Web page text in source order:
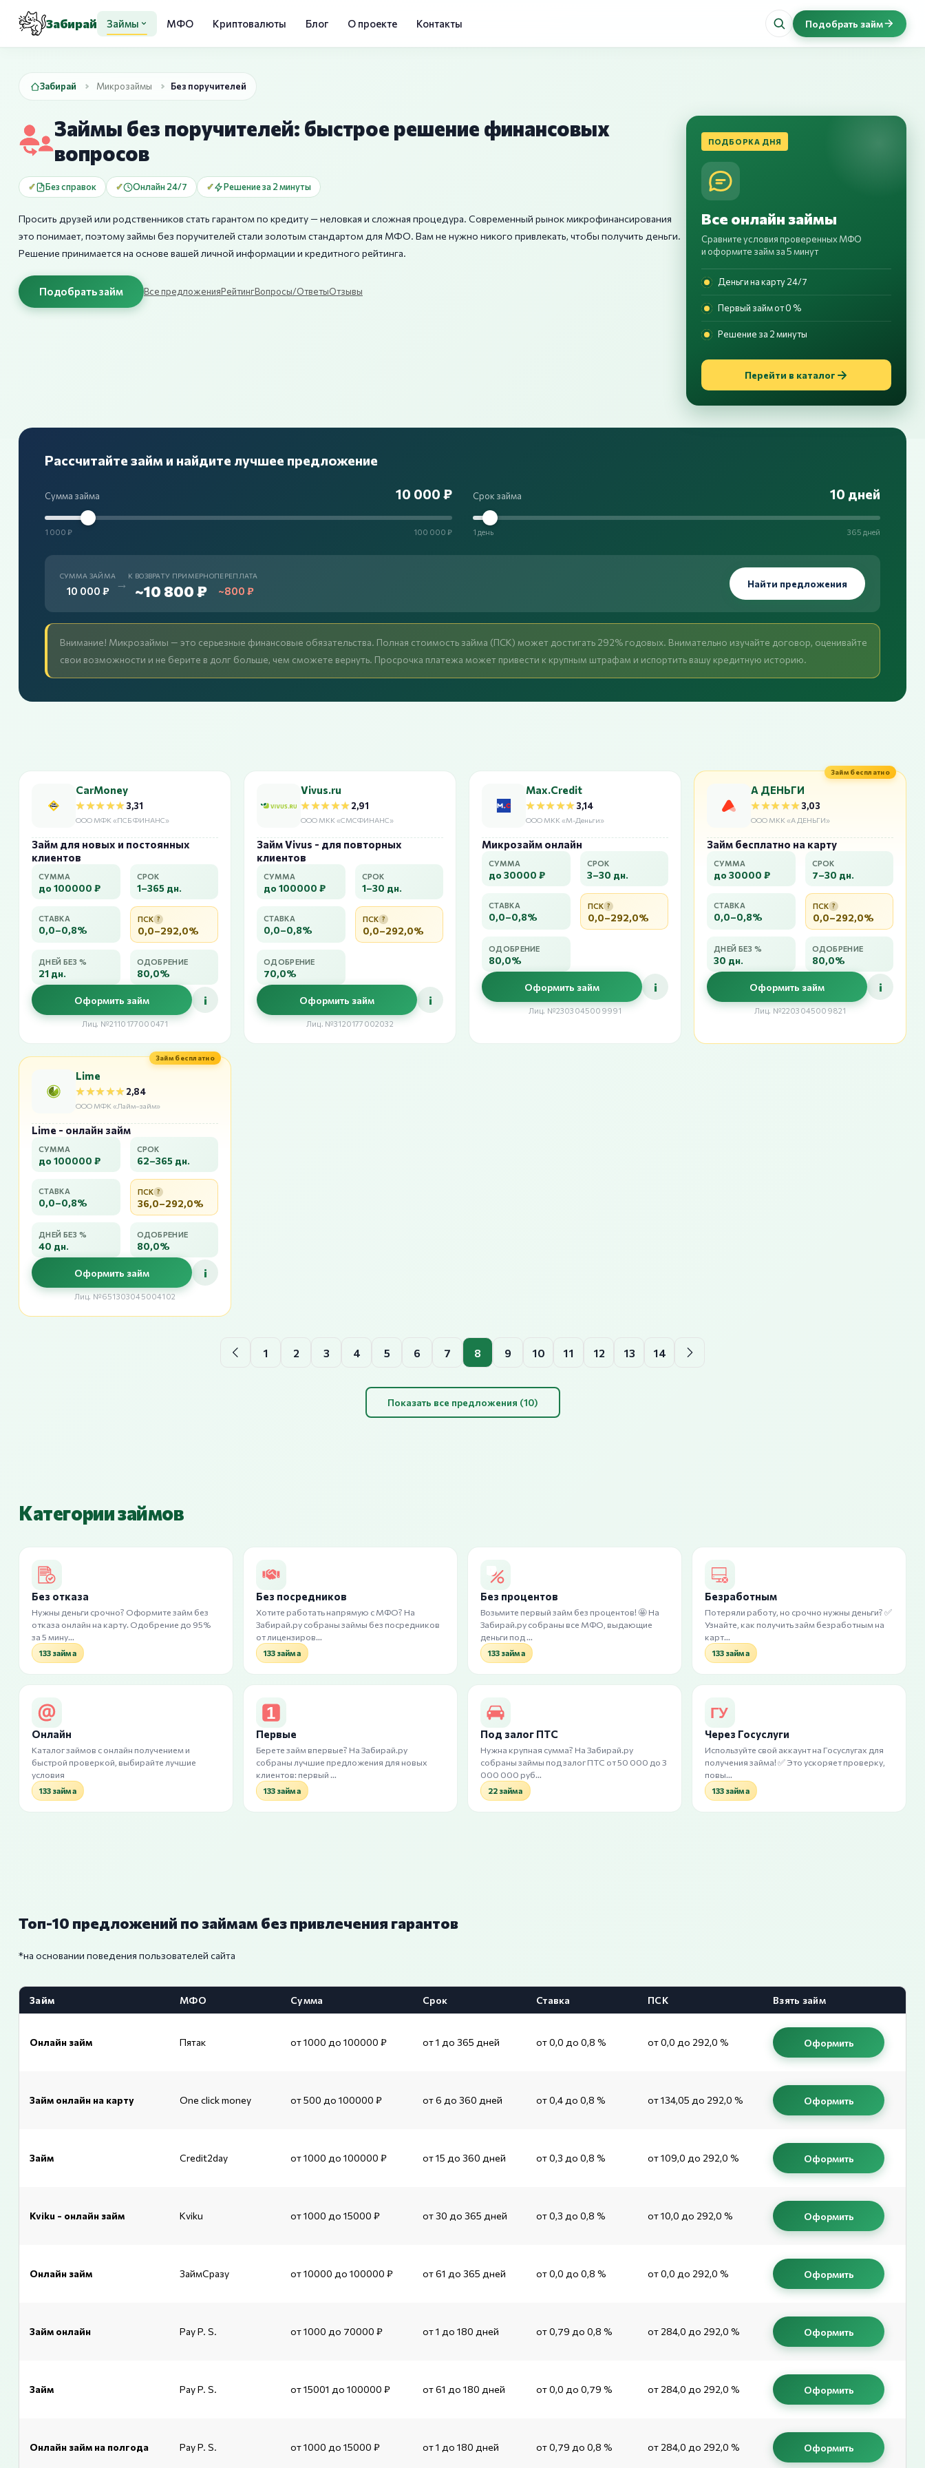
Забирай Займы МФО Криптовалюты Блог О проекте Контакты Подобрать займ
Забирай Микрозаймы Без поручителей
Займы без поручителей: быстрое решение финансовых
вопросов
Без справок Онлайн 24/7 Решение за 2 минуты
Просить друзей или родственников стать гарантом по кредиту — неловкая и сложная процедура. Современный рынок микрофинансирования
это понимает, поэтому займы без поручителей стали золотым стандартом для МФО. Вам не нужно никого привлекать, чтобы получить деньги.
Решение принимается на основе вашей личной информации и кредитного рейтинга.
Подобрать займ Все предложенияРейтингВопросы/ОтветыОтзывы
ПОДБОРКА ДНЯ
Все онлайн займы
Сравните условия проверенных МФО
и оформите займ за 5 минут
Деньги на карту 24/7
Первый займ от 0 %
Решение за 2 минуты
Перейти в каталог
Рассчитайте займ и найдите лучшее предложение
Сумма займа 10 000 ₽
1 000 ₽ 100 000 ₽
Срок займа 10 дней
1 день 365 дней
СУММА ЗАЙМА
10 000 ₽ → К ВОЗВРАТУ ПРИМЕРНО
~10 800 ₽
ПЕРЕПЛАТА
~800 ₽
Найти предложения
Внимание! Микрозаймы — это серьезные финансовые обязательства. Полная стоимость займа (ПСК) может достигать 292% годовых. Внимательно изучайте договор, оценивайте
свои возможности и не берите в долг больше, чем сможете вернуть. Просрочка платежа может привести к крупным штрафам и испортить вашу кредитную историю.
CarMoney
★★★★★
★★★★★3,31
ООО МФК «ПСБ ФИНАНС»
Займ для новых и постоянных
клиентов
СУММА
до 100000 ₽
СРОК
1–365 дн.
СТАВКА
0,0–0,8%
ПСК ?
0,0–292,0%
ДНЕЙ БЕЗ %
21 дн.
ОДОБРЕНИЕ
80,0%
Оформить займ i
Лиц. №2110177000471
Vivus.ru
★★★★★
★★★★★2,91
ООО МКК «СМСФИНАНС»
Займ Vivus - для повторных
клиентов
СУММА
до 100000 ₽
СРОК
1–30 дн.
СТАВКА
0,0–0,8%
ПСК ?
0,0–292,0%
ОДОБРЕНИЕ
70,0%
Оформить займ i
Лиц. №3120177002032
Max.Credit
★★★★★
★★★★★3,14
ООО МКК «М-Деньги»
Микрозайм онлайн
СУММА
до 30000 ₽
СРОК
3–30 дн.
СТАВКА
0,0–0,8%
ПСК ?
0,0–292,0%
ОДОБРЕНИЕ
80,0%
Оформить займ i
Лиц. №2303045009991
Займ бесплатно
А ДЕНЬГИ
★★★★★
★★★★★3,03
ООО МКК «А ДЕНЬГИ»
Займ бесплатно на карту
СУММА
до 30000 ₽
СРОК
7–30 дн.
СТАВКА
0,0–0,8%
ПСК ?
0,0–292,0%
ДНЕЙ БЕЗ %
30 дн.
ОДОБРЕНИЕ
80,0%
Оформить займ i
Лиц. №2203045009821
Займ бесплатно
Lime
★★★★★
★★★★★2,84
ООО МФК «Лайм–займ»
Lime - онлайн займ
СУММА
до 100000 ₽
СРОК
62–365 дн.
СТАВКА
0,0–0,8%
ПСК ?
36,0–292,0%
ДНЕЙ БЕЗ %
40 дн.
ОДОБРЕНИЕ
80,0%
Оформить займ i
Лиц. №651303045004102
1 2 3 4 5 6 7 8 9 10 11 12 13 14
Показать все предложения (10)
Категории займов
Без отказа
Нужны деньги срочно? Оформите займ без
отказа онлайн на карту. Одобрение до 95%
за 5 мину…
133 займа
Без посредников
Хотите работать напрямую с МФО? На
Забирай.ру собраны займы без посредников
от лицензиров…
133 займа
Без процентов
Возьмите первый займ без процентов! 🤩 На
Забирай.ру собраны все МФО, выдающие
деньги под …
133 займа
Безработным
Потеряли работу, но срочно нужны деньги? ✅
Узнайте, как получить займ безработным на
карт…
133 займа
Онлайн
Каталог займов с онлайн получением и
быстрой проверкой, выбирайте лучшие
условия
133 займа
Первые
Берете займ впервые? На Забирай.ру
собраны лучшие предложения для новых
клиентов: первый …
133 займа
Под залог ПТС
Нужна крупная сумма? На Забирай.ру
собраны займы под залог ПТС от 50 000 до 3
000 000 руб…
22 займа
Через Госуслуги
Используйте свой аккаунт на Госуслугах для
получения займа! ✅ Это ускоряет проверку,
повы…
133 займа
Топ-10 предложений по займам без привлечения гарантов
*на основании поведения пользователей сайта
Займ МФО Сумма Срок Ставка ПСК Взять займ
Онлайн займ Пятак от 1000 до 100000 ₽ от 1 до 365 дней от 0,0 до 0,8 % от 0,0 до 292,0 % Оформить
Займ онлайн на карту One click money от 500 до 100000 ₽ от 6 до 360 дней от 0,4 до 0,8 % от 134,05 до 292,0 % Оформить
Займ Credit2day от 1000 до 100000 ₽ от 15 до 360 дней от 0,3 до 0,8 % от 109,0 до 292,0 % Оформить
Kviku - онлайн займ Kviku от 1000 до 15000 ₽ от 30 до 365 дней от 0,3 до 0,8 % от 10,0 до 292,0 % Оформить
Онлайн займ ЗаймСразу от 10000 до 100000 ₽ от 61 до 365 дней от 0,0 до 0,8 % от 0,0 до 292,0 % Оформить
Займ онлайн Pay P. S. от 1000 до 70000 ₽ от 1 до 180 дней от 0,79 до 0,8 % от 284,0 до 292,0 % Оформить
Займ Pay P. S. от 15001 до 100000 ₽ от 61 до 180 дней от 0,0 до 0,79 % от 284,0 до 292,0 % Оформить
Онлайн займ на полгода Pay P. S. от 1000 до 15000 ₽ от 1 до 180 дней от 0,79 до 0,8 % от 284,0 до 292,0 % Оформить